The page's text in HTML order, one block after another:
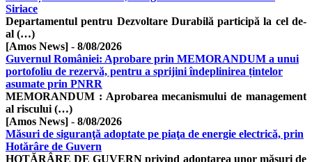
Siriace
Departamentul pentru Dezvoltare Durabilă participă la cel de-
al (…)
[Amos News] - 8/08/2026
Guvernul României: Aprobare prin MEMORANDUM a unui
portofoliu de rezervă, pentru a sprijini îndeplinirea țintelor
asumate prin PNRR
MEMORANDUM : Aprobarea mecanismului de management
al riscului (…)
[Amos News] - 8/08/2026
Măsuri de siguranţă adoptate pe piaţa de energie electrică, prin
Hotărâre de Guvern
HOTĂRÂRE DE GUVERN privind adoptarea unor măsuri de